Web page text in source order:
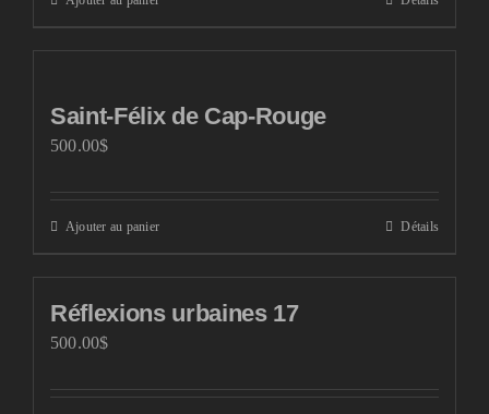
Saint-Félix de Cap-Rouge
500.00$
Ajouter au panier Détails
Réflexions urbaines 17
500.00$